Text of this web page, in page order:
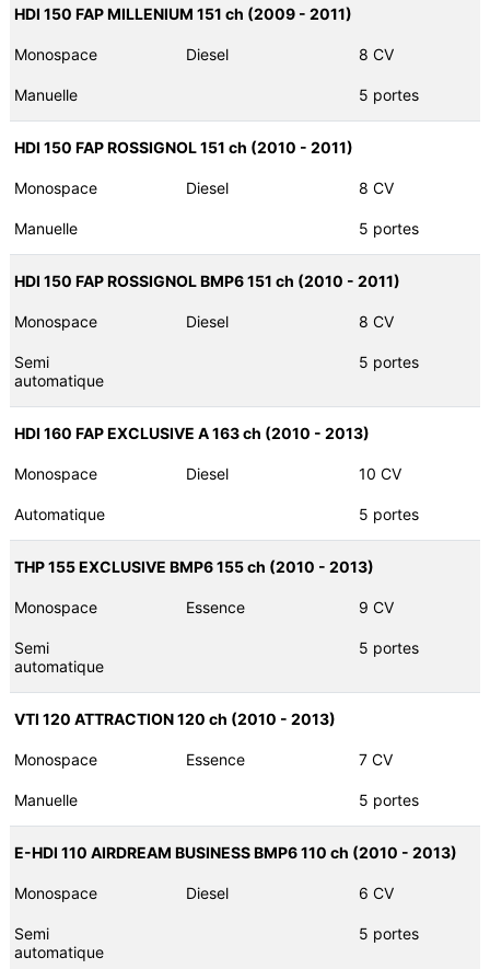
HDI 150 FAP MILLENIUM 151 ch (2009 - 2011)
Monospace Diesel 8 CV
Manuelle 5 portes
HDI 150 FAP ROSSIGNOL 151 ch (2010 - 2011)
Monospace Diesel 8 CV
Manuelle 5 portes
HDI 150 FAP ROSSIGNOL BMP6 151 ch (2010 - 2011)
Monospace Diesel 8 CV
Semi
automatique
5 portes
HDI 160 FAP EXCLUSIVE A 163 ch (2010 - 2013)
Monospace Diesel 10 CV
Automatique 5 portes
THP 155 EXCLUSIVE BMP6 155 ch (2010 - 2013)
Monospace Essence 9 CV
Semi
automatique
5 portes
VTI 120 ATTRACTION 120 ch (2010 - 2013)
Monospace Essence 7 CV
Manuelle 5 portes
E-HDI 110 AIRDREAM BUSINESS BMP6 110 ch (2010 - 2013)
Monospace Diesel 6 CV
Semi
automatique
5 portes